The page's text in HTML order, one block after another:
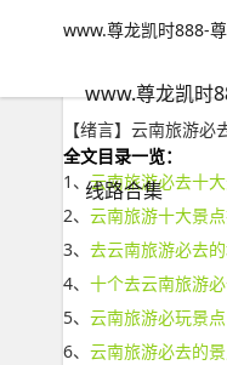
www.尊龙凯时888-
www.尊龙凯时
线路合集
www.尊龙凯时888-
云南旅游必去景区
【绪言】云南旅游
全文目录一览：
1、云南旅游必去十
2、 云南旅游十大景
3、 去云南旅游必去
4、 十个去云南旅游
5、 云南旅游必玩景点
6、 云南旅游必去的